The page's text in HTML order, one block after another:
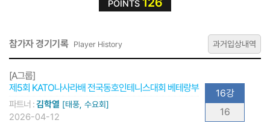
POINTS
참가자 경기기록 Player History 과거입상내역
[A그룹]
제5회 KATO나사라배 전국동호인테니스대회 베테랑부
파트너 :김학열 [태풍, 수요회]
2026-04-12
16강
16